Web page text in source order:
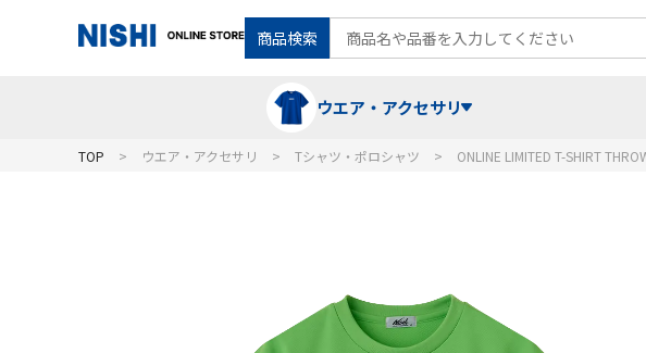
商品検索
ウエア・アクセサリ
ランニングシャツ・パンツ レ
グラウンド用品 消
バランス
TOP ウエア・アクセサリ Tシャツ・ポロシャツ ONLINE LIMITED T-SHIRT